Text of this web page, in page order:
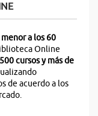
menor a los 60
Online
cursos y más de
de acuerdo a los